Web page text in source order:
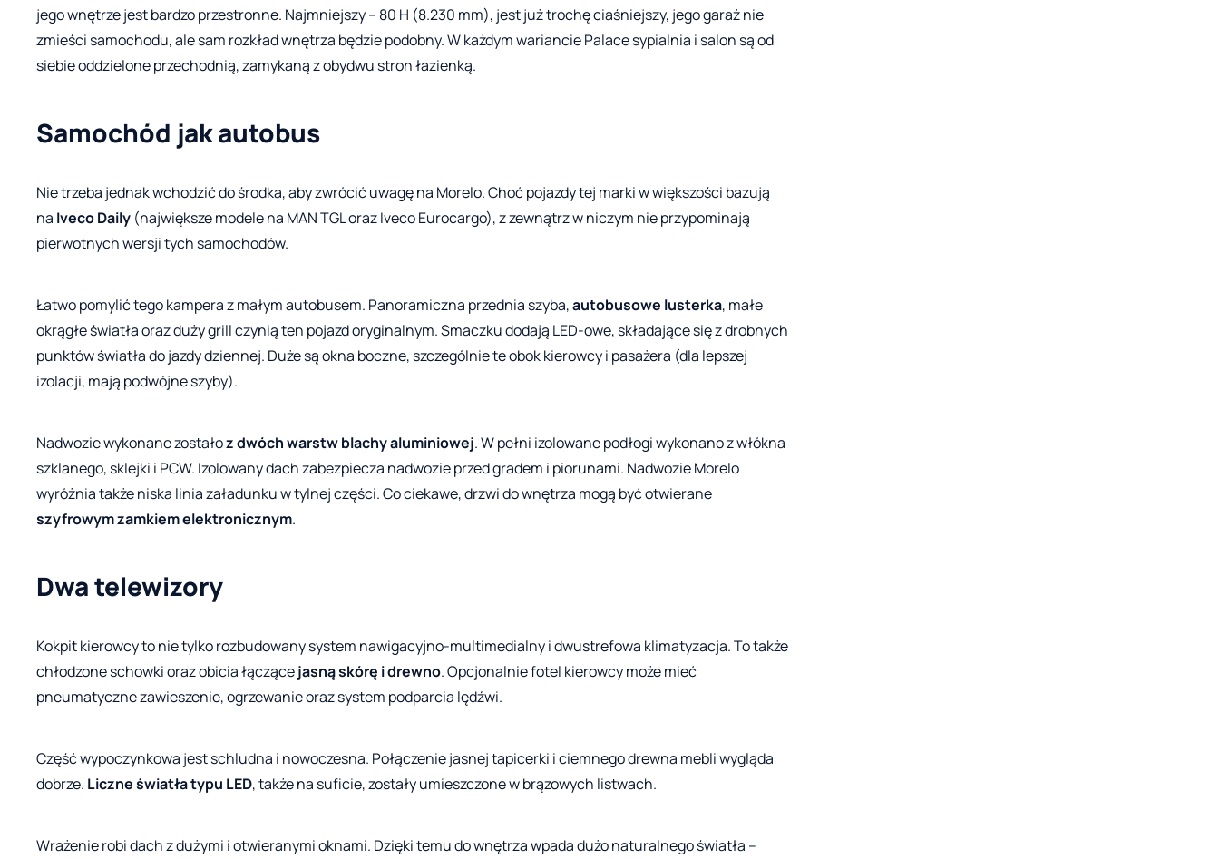
jego wnętrze jest bardzo przestronne. Najmniejszy – 80 H (8.230 mm), jest już trochę ciaśniejszy, jego garaż nie
zmieści samochodu, ale sam rozkład wnętrza będzie podobny. W każdym wariancie Palace sypialnia i salon są od
siebie oddzielone przechodnią, zamykaną z obydwu stron łazienką.
Samochód jak autobus
Nie trzeba jednak wchodzić do środka, aby zwrócić uwagę na Morelo. Choć pojazdy tej marki w większości bazują
na Iveco Daily (największe modele na MAN TGL oraz Iveco Eurocargo), z zewnątrz w niczym nie przypominają
pierwotnych wersji tych samochodów.
Łatwo pomylić tego kampera z małym autobusem. Panoramiczna przednia szyba,autobusowe lusterka, małe
okrągłe światła oraz duży grill czynią ten pojazd oryginalnym. Smaczku dodają LED-owe, składające się z drobnych
punktów światła do jazdy dziennej. Duże są okna boczne, szczególnie te obok kierowcy i pasażera (dla lepszej
izolacji, mają podwójne szyby).
Nadwozie wykonane zostałoz dwóch warstw blachy aluminiowej. W pełni izolowane podłogi wykonano z włókna
szklanego, sklejki i PCW. Izolowany dach zabezpiecza nadwozie przed gradem i piorunami. Nadwozie Morelo
wyróżnia także niska linia załadunku w tylnej części. Co ciekawe, drzwi do wnętrza mogą być otwierane
szyfrowym zamkiem elektronicznym.
Dwa telewizory
Kokpit kierowcy to nie tylko rozbudowany system nawigacyjno-multimedialny i dwustrefowa klimatyzacja. To także
chłodzone schowki oraz obicia łączącejasną skórę i drewno. Opcjonalnie fotel kierowcy może mieć
pneumatyczne zawieszenie, ogrzewanie oraz system podparcia lędźwi.
Część wypoczynkowa jest schludna i nowoczesna. Połączenie jasnej tapicerki i ciemnego drewna mebli wygląda
dobrze. Liczne światła typu LED, także na suficie, zostały umieszczone w brązowych listwach.
Wrażenie robi dach z dużymi i otwieranymi oknami. Dzięki temu do wnętrza wpada dużo naturalnego światła –